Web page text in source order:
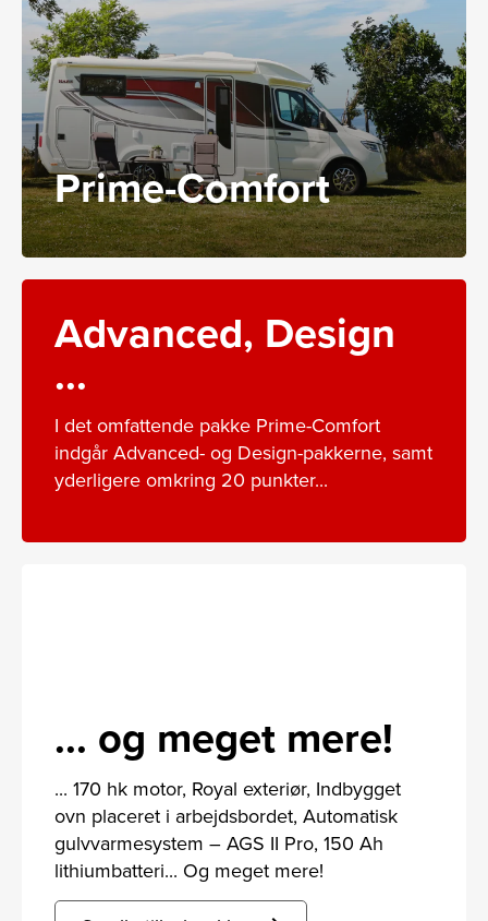
Prime-Comfort
Advanced, Design
...
I det omfattende pakke Prime-Comfort
indgår Advanced- og Design-pakkerne, samt
yderligere omkring 20 punkter...
... og meget mere!
... 170 hk motor, Royal exteriør, Indbygget
ovn placeret i arbejdsbordet, Automatisk
gulvvarmesystem – AGS II Pro, 150 Ah
lithiumbatteri... Og meget mere!